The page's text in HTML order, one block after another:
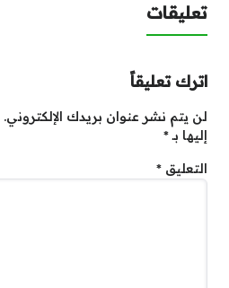
تعليقات
اترك تعليقاً
لن يتم نشر عنوان بريدك الإلكتروني.
إليها بـ*
التعليق *